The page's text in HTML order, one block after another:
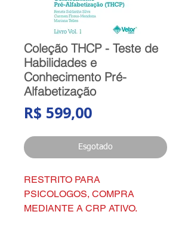
Coleção THCP - Teste de
Habilidades e
Conhecimento Pré-
Alfabetização
R$ 599,00Preço
Esgotado
RESTRITO PARA
PSICOLOGOS, COMPRA
MEDIANTE A CRP ATIVO.